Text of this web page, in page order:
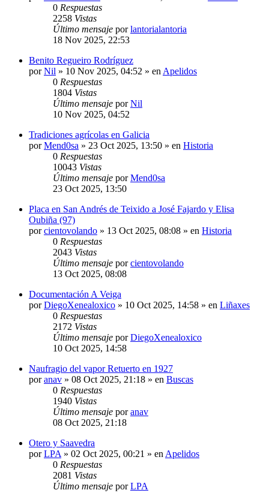
0 Respuestas
2258 Vistas
Último mensaje porlantorialantoria
18 Nov 2025, 22:53
Benito Regueiro Rodríguez
porNil » 10 Nov 2025, 04:52 » en Apelidos
0 Respuestas
1804 Vistas
Último mensaje porNil
10 Nov 2025, 04:52
Tradiciones agrícolas en Galicia
porMend0sa » 23 Oct 2025, 13:50 » en Historia
0 Respuestas
10043 Vistas
Último mensaje porMend0sa
23 Oct 2025, 13:50
Placa en San Andrés de Teixido a José Fajardo y Elisa
Oubiña (97)
porcientovolando » 13 Oct 2025, 08:08 » en Historia
0 Respuestas
2043 Vistas
Último mensaje porcientovolando
13 Oct 2025, 08:08
Documentación A Veiga
porDiegoXenealoxico » 10 Oct 2025, 14:58 » en Liñaxes
0 Respuestas
2172 Vistas
Último mensaje porDiegoXenealoxico
10 Oct 2025, 14:58
Naufragio del vapor Retuerto en 1927
poranav » 08 Oct 2025, 21:18 » en Buscas
0 Respuestas
1940 Vistas
Último mensaje poranav
08 Oct 2025, 21:18
Otero y Saavedra
porLPA » 02 Oct 2025, 00:21 » en Apelidos
0 Respuestas
2081 Vistas
Último mensaje porLPA